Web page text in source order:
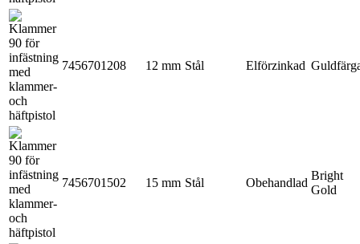
7456701208 12 mm Stål Elförzinkad
7456701502 15 mm Stål Obehandlad
Bright
Gold